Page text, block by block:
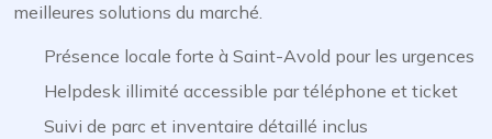
meilleures solutions du marché.
Présence locale forte à Saint-Avold pour les urgences
Helpdesk illimité accessible par téléphone et ticket
Suivi de parc et inventaire détaillé inclus